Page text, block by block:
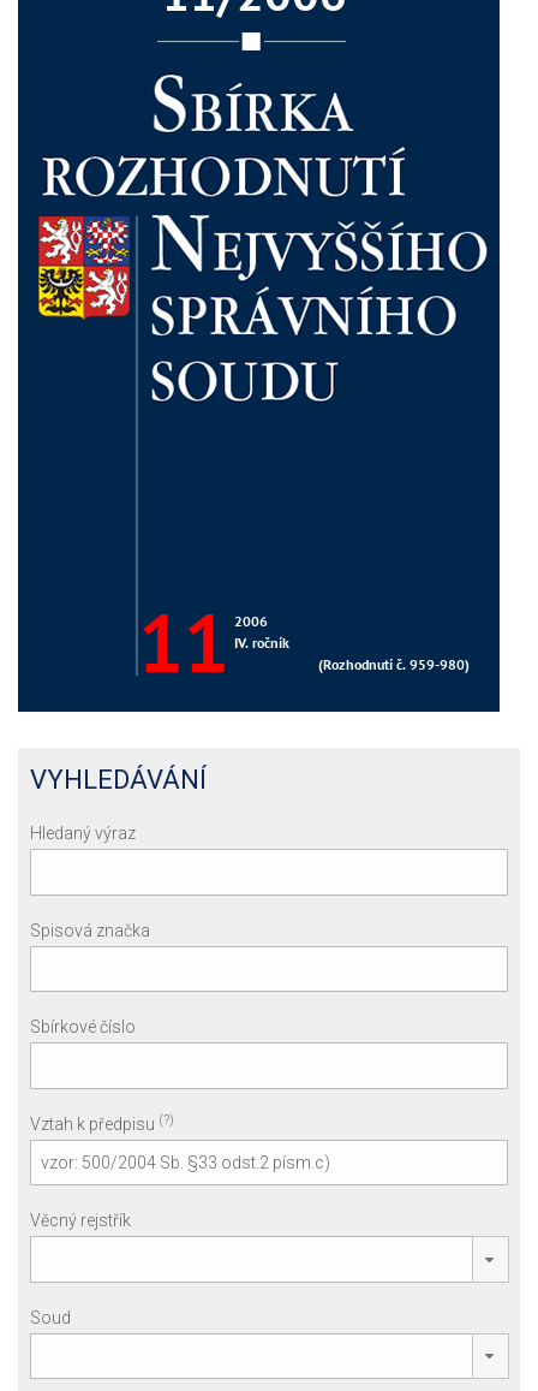
VYHLEDÁVÁNÍ
Hledaný výraz
Spisová značka
Sbírkové číslo
Vztah k předpisu (?)
Věcný rejstřík
Soud